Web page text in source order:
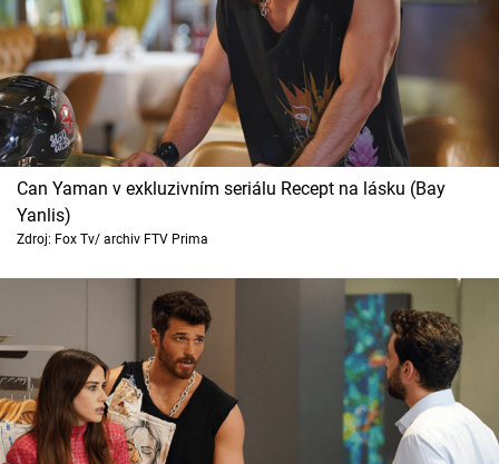
Can Yaman v exkluzivním seriálu Recept na lásku (Bay
Yanlis)
Zdroj: Fox Tv/ archiv FTV Prima